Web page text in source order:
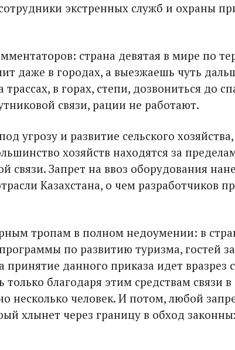
экстренных служб и охраны
страна девятая в мире по
даже в городах, а выезжаешь чуть
в горах, степи, дозвониться до
связи, рации не работают.
угрозу и развитие сельского хозяйства,
хозяйств находятся за
связи. Запрет на ввоз оборудования
Казахстана, о чем разработчиков
тропам в полном недоумении: в
по развитию туризма, гостей
принятие данного приказа идет вразрез
только благодаря этим средствам связи
несколько человек. И потом, любой
хлынет через границу в обход